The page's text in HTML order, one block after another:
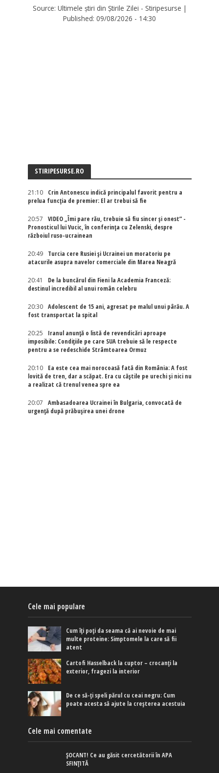
Source: Ultimele știri din Știrile Zilei - Stiripesurse |
Published: 09/08/2026 - 14:30
STIRIPESURSE.RO
21:10
Crin Antonescu indică principalul favorit pentru a
prelua funcția de premier: El ar trebui să fie
20:57
VIDEO „Îmi pare rău, trebuie să fiu sincer și onest” -
Pronosticul lui Vucic, în conferința cu Zelenski, despre
războiul ruso-ucrainean
20:49
Turcia cere Rusiei și Ucrainei un moratoriu pe
atacurile asupra navelor comerciale din Marea Neagră
20:41
De la buncărul din Fieni la Academia Franceză:
destinul incredibil al unui român celebru
20:30
Adolescent de 15 ani, agresat pe malul unui pârău. A
fost transportat la spital
20:25
Iranul anunță o listă de revendicări aproape
imposibile: Condițiile pe care SUA trebuie să le respecte
pentru a se redeschide Strâmtoarea Ormuz
20:10
Ea este cea mai norocoasă fată din România: A fost
lovită de tren, dar a scăpat. Era cu căștile pe urechi și nici nu
a realizat că trenul venea spre ea
20:07
Ambasadoarea Ucrainei în Bulgaria, convocată de
urgență după prăbușirea unei drone
Cele mai populare
Cum îți poți da seama că ai nevoie de mai
multe proteine: Simptomele la care să fii
atent
Cartofi Hasselback la cuptor – crocanți la
exterior, fragezi la interior
De ce să-ți speli părul cu ceai negru: Cum
poate acesta să ajute la creșterea acestuia
Cele mai comentate
ȘOCANT! Ce au găsit cercetătorii în APA
SFINȚITĂ